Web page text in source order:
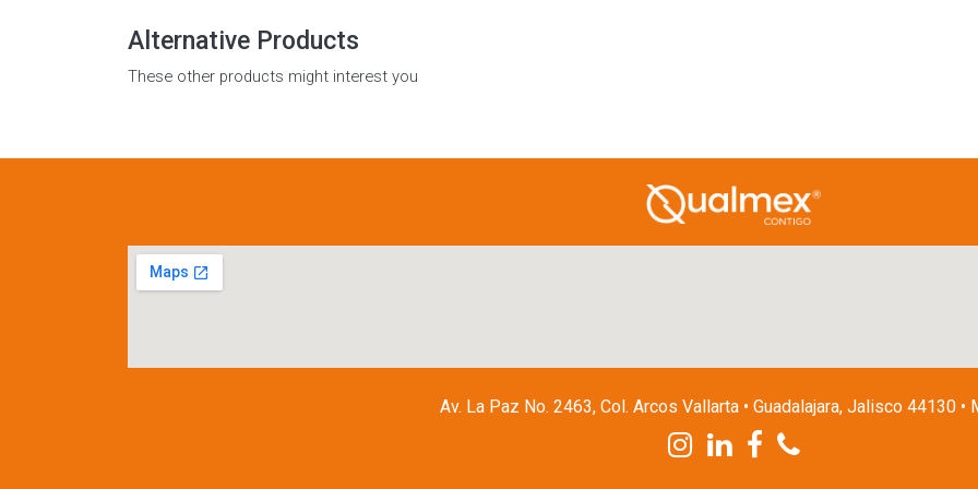
Alternative Products
These other products might interest you
Av. La Paz No. 2463, Col. Arcos Vallarta • Guadalajara, Jalisco 44130 •